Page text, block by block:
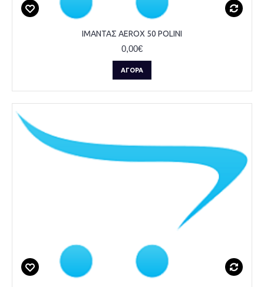
ΙΜΑΝΤΑΣ AEROX 50 POLINI
0,00€
ΑΓΟΡΆ